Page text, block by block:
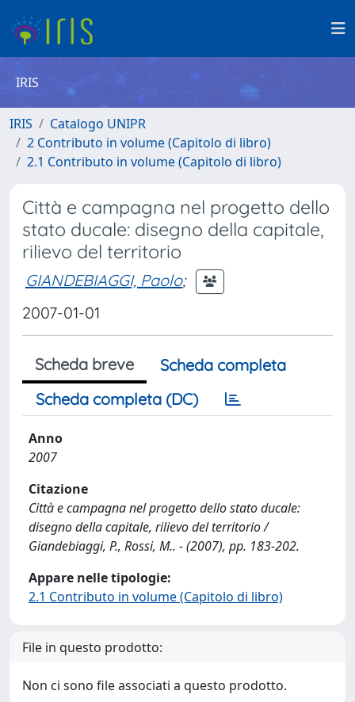
IRIS
IRIS
Catalogo UNIPR
2 Contributo in volume (Capitolo di libro)
2.1 Contributo in volume (Capitolo di libro)
Città e campagna nel progetto dello
stato ducale: disegno della capitale,
rilievo del territorio
GIANDEBIAGGI, Paolo;
2007-01-01
Scheda breve
Scheda completa
Scheda completa (DC)
Anno
2007
Citazione
Città e campagna nel progetto dello stato ducale:
disegno della capitale, rilievo del territorio /
Giandebiaggi, P., Rossi, M.. - (2007), pp. 183-202.
Appare nelle tipologie:
2.1 Contributo in volume (Capitolo di libro)
File in questo prodotto:
Non ci sono file associati a questo prodotto.